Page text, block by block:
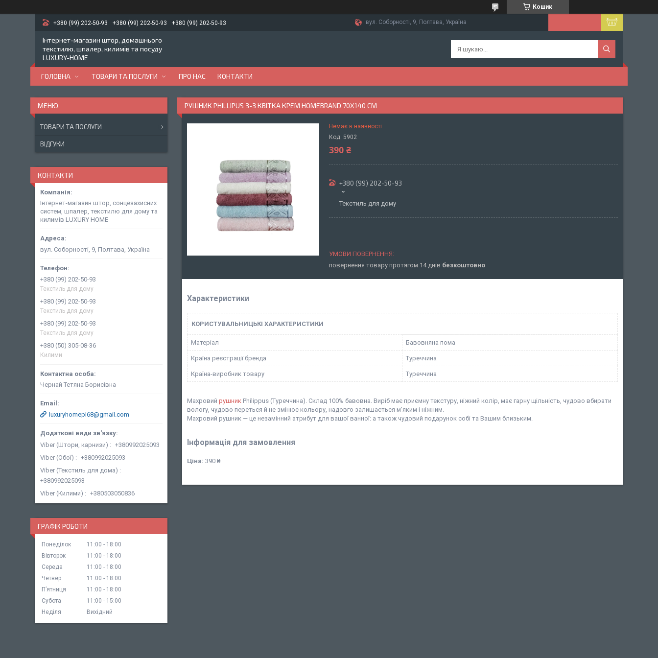
Кошик
+380 (99) 202-50-93 +380 (99) 202-50-93 +380 (99) 202-50-93 вул. Соборності, 9, Полтава, Україна
Інтернет-магазин штор, домашнього
текстилю, шпалер, килимів та посуду
LUXURY-HOME
ГОЛОВНА ТОВАРИ ТА ПОСЛУГИ ПРО НАС КОНТАКТИ
РУШНИК PHILLIPUS З-З КВІТКА КРЕМ HOMEBRAND 70X140 СМ
Немає в наявності
Код: 5902
390 ₴
+380 (99) 202-50-93
Текстиль для дому
повернення товару протягом 14 днів безкоштовно
Характеристики
КОРИСТУВАЛЬНИЦЬКІ ХАРАКТЕРИСТИКИ
Матеріал Бавовняна пома
Країна реєстрації бренда Туреччина
Країна-виробник товару Туреччина
Махровий рушник Philippus (Туреччина). Склад 100% бавовна. Виріб має приємну текстуру, ніжний колір, має гарну щільність, чудово вбирати
вологу, чудово переться й не змінює кольору, надовго залишається м'яким і ніжним.
Махровий рушник — це незамінний атрибут для вашої ванної: а також чудовий подарунок собі та Вашим близьким.
Інформація для замовлення
Ціна: 390 ₴
ТОВАРИ ТА ПОСЛУГИ
ВІДГУКИ
КОНТАКТИ
Інтернет-магазин штор, сонцезахисних
систем, шпалер, текстилю для дому та
килимів LUXURY HOME
вул. Соборності, 9, Полтава, Україна
+380 (99) 202-50-93
Текстиль для дому
+380 (99) 202-50-93
Текстиль для дому
+380 (99) 202-50-93
Текстиль для дому
+380 (50) 305-08-36
Килими
Чернай Тетяна Борисівна
luxuryhomepl68@gmail.com
Viber (Штори, карнизи)
+380992025093
Viber (Обої)
+380992025093
Viber (Текстиль для дома)
+380992025093
Viber (Килими)
+380503050836
ГРАФІК РОБОТИ
Понеділок 11:00
18:00
Вівторок
11:00
18:00
Середа
11:00
18:00
Четвер
11:00
18:00
Пʼятниця
11:00
18:00
Субота
11:00
15:00
Неділя
Вихідний